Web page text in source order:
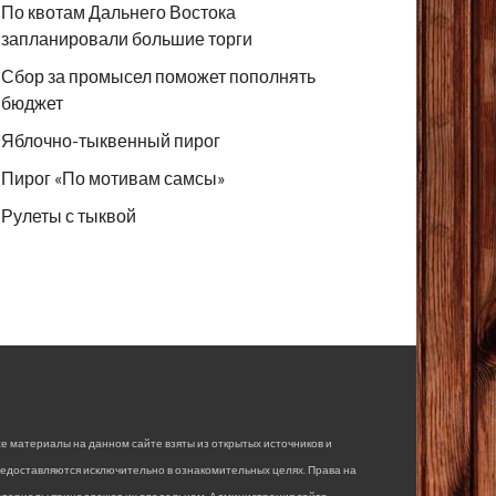
По квотам Дальнего Востока
запланировали большие торги
Сбор за промысел поможет пополнять
бюджет
Яблочно-тыквенный пирог
Пирог «По мотивам самсы»
Рулеты с тыквой
материалы на данном сайте взяты из открытых источников и
исключительно в ознакомительных целях. Права на